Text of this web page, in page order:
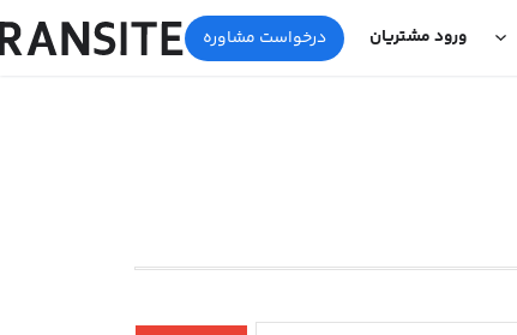
ورود مشتریان درخواست مشاوره